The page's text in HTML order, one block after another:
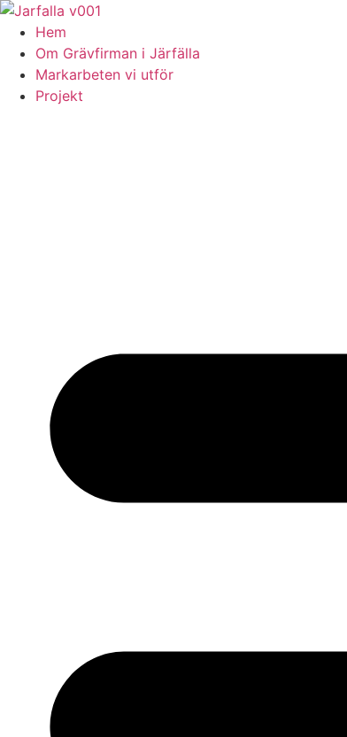
Skip
content
Hem
Om Grävfirman i Järfälla
Markarbeten vi utför
Projekt